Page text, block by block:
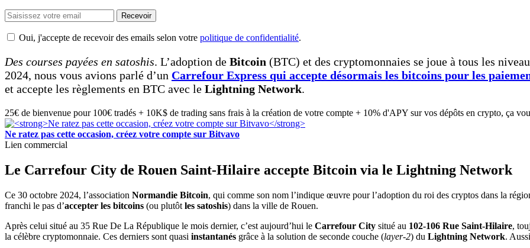
Recevoir
Oui, j'accepte de recevoir des emails selon votre politique de confidentialité.
Des courses payées en satoshis. L’adoption de Bitcoin (BTC) et des cryptomonnaies se joue à tous les
2024, nous vous avions parlé d’un Carrefour Express qui accepte désormais les bitcoins pour les
et accepte les règlements en BTC avec le Lightning Network.
25€ de bienvenue pour 100€ tradés + 10K$ de trading sans frais à la création de votre compte + 10% d'APY sur vos dépôts en crypto, ça
Ne ratez pas cette occasion, créez votre compte sur Bitvavo
Lien commercial
Le Carrefour City de Rouen Saint-Hilaire accepte Bitcoin via le Lightning Network
Ce 30 octobre 2024, l’association Normandie Bitcoin, qui comme son nom l’indique œuvre pour l’adoption du roi des cryptos dans la
franchi le pas d’accepter les bitcoins (ou plutôt les satoshis) dans la ville de Rouen.
Après celui situé au 35 Rue De La République le mois dernier, c’est aujourd’hui le Carrefour City situé au 102-106 Rue Saint-Hilaire,
la célèbre cryptomonnaie. Ces derniers sont quasi instantanés grâce à la solution de seconde couche (layer-2) du Lightning Network.